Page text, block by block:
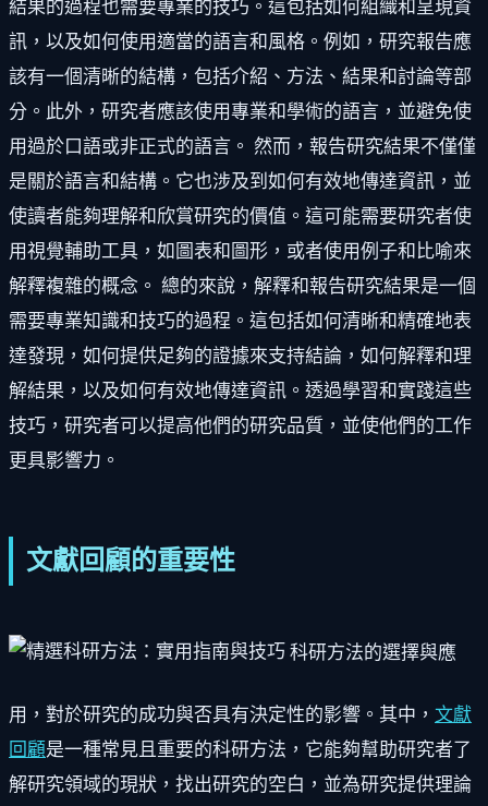
結果的過程也需要專業的技巧。這包括如何組織和呈現資
訊，以及如何使用適當的語言和風格。例如，研究報告應
該有一個清晰的結構，包括介紹、方法、結果和討論等部
分。此外，研究者應該使用專業和學術的語言，並避免使
用過於口語或非正式的語言。 然而，報告研究結果不僅僅
是關於語言和結構。它也涉及到如何有效地傳達資訊，並
使讀者能夠理解和欣賞研究的價值。這可能需要研究者使
用視覺輔助工具，如圖表和圖形，或者使用例子和比喻來
解釋複雜的概念。 總的來說，解釋和報告研究結果是一個
需要專業知識和技巧的過程。這包括如何清晰和精確地表
達發現，如何提供足夠的證據來支持結論，如何解釋和理
解結果，以及如何有效地傳達資訊。透過學習和實踐這些
技巧，研究者可以提高他們的研究品質，並使他們的工作
更具影響力。
文獻回顧的重要性
科研方法的選擇與應
用，對於研究的成功與否具有決定性的影響。其中， 文獻
回顧是一種常見且重要的科研方法，它能夠幫助研究者了
解研究領域的現狀，找出研究的空白，並為研究提供理論